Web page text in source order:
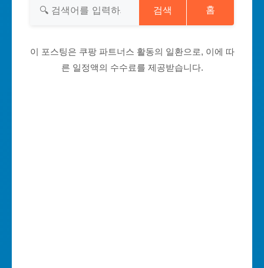
검색 홈
이 포스팅은 쿠팡 파트너스 활동의 일환으로, 이에 따
른 일정액의 수수료를 제공받습니다.